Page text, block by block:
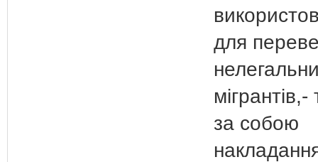
для
мігрантів,-
за собою